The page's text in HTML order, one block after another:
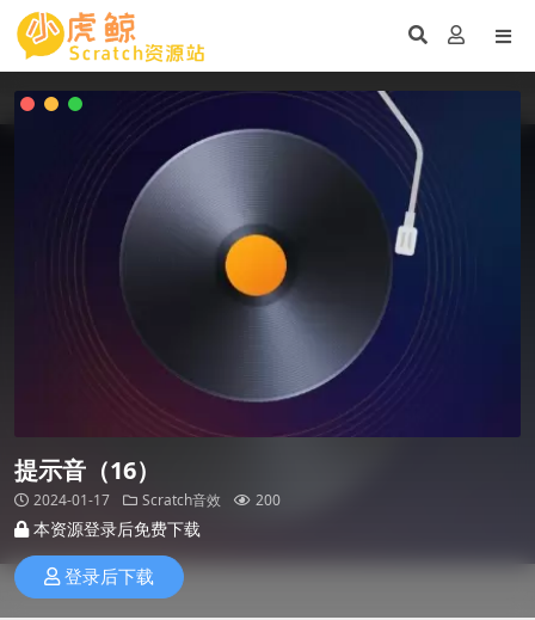
提示音（16）
2024-01-17 Scratch音效 200
本资源登录后免费下载
登录后下载